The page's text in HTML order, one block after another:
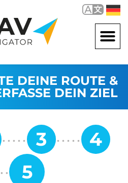
DEINE ROUTE &
DEIN ZIEL